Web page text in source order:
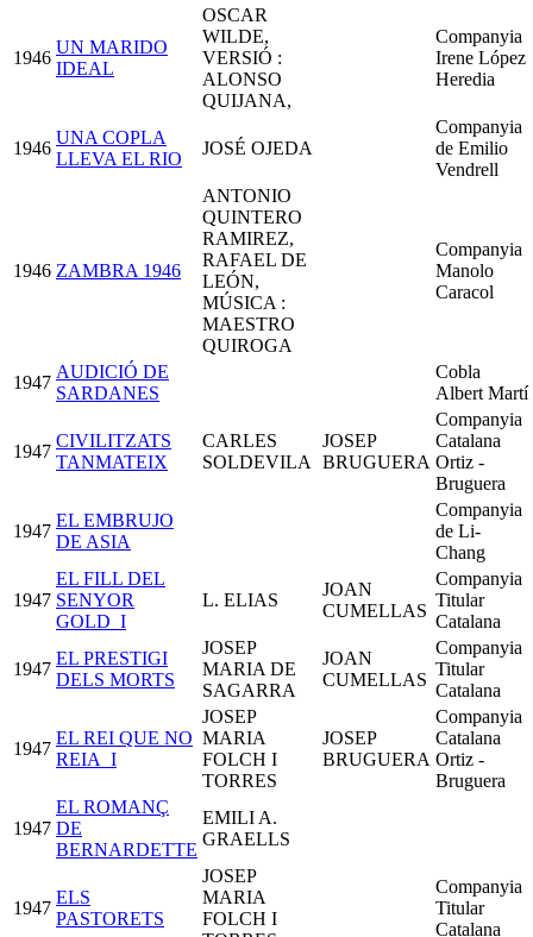
1946
UN MARIDO
IDEAL
OSCAR
WILDE,
VERSIÓ :
ALONSO
QUIJANA,
Companyia
Irene López
Heredia
1946
UNA COPLA
LLEVA EL RIO
JOSÉ OJEDA
Companyia
de Emilio
Vendrell
1946 ZAMBRA 1946
ANTONIO
QUINTERO
RAMIREZ,
RAFAEL DE
LEÓN,
MÚSICA :
MAESTRO
QUIROGA
Companyia
Manolo
Caracol
1947
AUDICIÓ DE
SARDANES
Cobla
Albert Martí
1947
CIVILITZATS
TANMATEIX
CARLES
SOLDEVILA
JOSEP
BRUGUERA
Companyia
Catalana
Ortiz -
Bruguera
1947
EL EMBRUJO
DE ASIA
Companyia
de Li-
Chang
1947
EL FILL DEL
SENYOR
GOLD_I
L. ELIAS
JOAN
CUMELLAS
Companyia
Titular
Catalana
1947
EL PRESTIGI
DELS MORTS
JOSEP
MARIA DE
SAGARRA
JOAN
CUMELLAS
Companyia
Titular
Catalana
1947
EL REI QUE NO
REIA_I
JOSEP
MARIA
FOLCH I
TORRES
JOSEP
BRUGUERA
Companyia
Catalana
Ortiz -
Bruguera
1947
EL ROMANÇ
DE
BERNARDETTE
EMILI A.
GRAELLS
1947
ELS
PASTORETS
JOSEP
MARIA
FOLCH I
Companyia
Titular
Catalana